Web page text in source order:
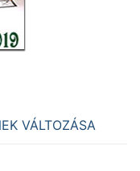
VÁLTOZÁSA